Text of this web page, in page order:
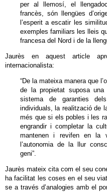
per al llemosí, el
francès, són llengües
l’esperit a escatir les
exemples familiars les lleis
francesa del Nord i de la
Jaurès en aquest article
internacionalista:
“De la mateixa manera que
de la propietat suposa
sistema de garanties
individuals, la realització de
més que si els pobles i les
engrandir i completar la
mantenen i revifen en la
l’autonomia de la llur
geni”.
Jaurès mateix cita com el seu
ha facilitat les coses en el seu
se a través d’analogies amb el